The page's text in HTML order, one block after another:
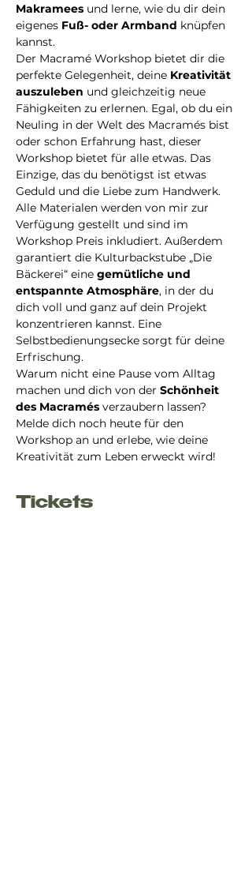
Makramees und lerne, wie du dir dein
eigenes Fuß- oder Armband knüpfen
kannst.
Der Macramé Workshop bietet dir die
perfekte Gelegenheit, deine Kreativität
auszuleben und gleichzeitig neue
Fähigkeiten zu erlernen. Egal, ob du ein
Neuling in der Welt des Macramés bist
oder schon Erfahrung hast, dieser
Workshop bietet für alle etwas. Das
Einzige, das du benötigst ist etwas
Geduld und die Liebe zum Handwerk.
Alle Materialen werden von mir zur
Verfügung gestellt und sind im
Workshop Preis inkludiert. Außerdem
garantiert die Kulturbackstube „Die
Bäckerei“ eine gemütliche und
entspannte Atmosphäre, in der du
dich voll und ganz auf dein Projekt
konzentrieren kannst. Eine
Selbstbedienungsecke sorgt für deine
Erfrischung.
Warum nicht eine Pause vom Alltag
machen und dich von der Schönheit
des Macramés verzaubern lassen?
Melde dich noch heute für den
Workshop an und erlebe, wie deine
Kreativität zum Leben erweckt wird!
Tickets